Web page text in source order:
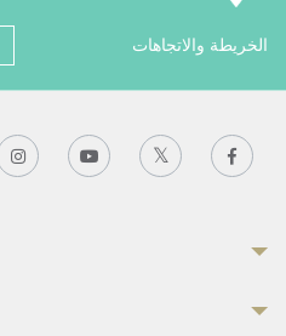
الخريطة والاتجاهات